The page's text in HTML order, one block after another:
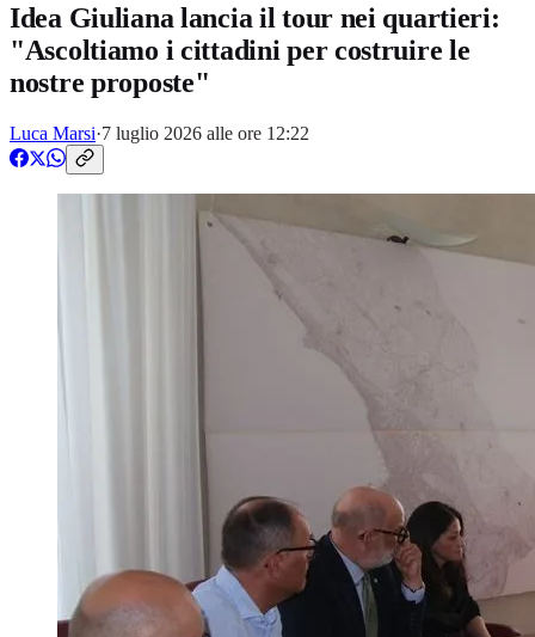
Idea Giuliana lancia il tour nei quartieri:
"Ascoltiamo i cittadini per costruire le
nostre proposte"
Luca Marsi·7 luglio 2026 alle ore 12:22